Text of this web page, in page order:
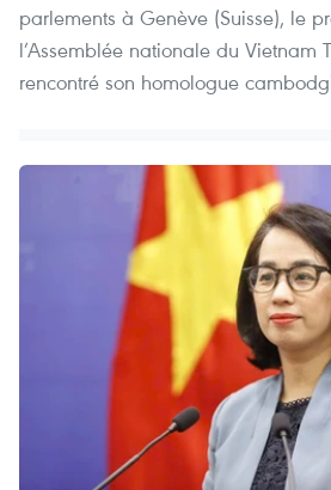
parlements à Genève (Suisse), le
l’Assemblée nationale du Vietnam
rencontré son homologue